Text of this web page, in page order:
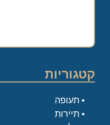
קטגוריות
תעופה
תיירות